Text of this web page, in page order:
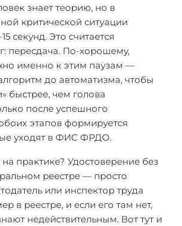
знает теорию, но в
критической ситуации
секунд. Это считается
пересдача. По-хорошему,
именно к этим паузам —
до автоматизма, чтобы
быстрее, чем голова
после успешного
этапов формируется
уходят в ФИС ФРДО.
на практике? Удостоверение без
реестре — просто
или инспектор труда
в реестре, и если его там нет,
недействительным. Вот тут и